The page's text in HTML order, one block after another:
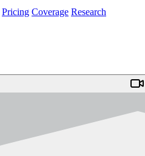
Pricing Coverage Research